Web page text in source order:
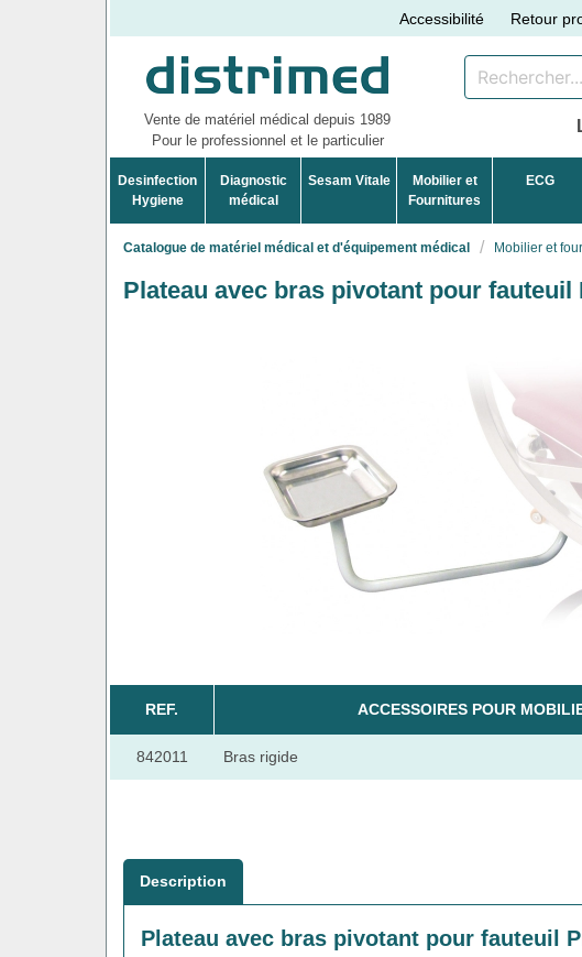
Accessibilité Retour
Vente de matériel médical depuis 1989
Pour le professionnel et le particulier
Desinfection
Hygiene
Diagnostic
médical
Sesam Vitale
Mobilier et
Fournitures
ECG
Catalogue de matériel médical et d'équipement médical Mobilier et
Plateau avec bras pivotant pour fauteuil
REF. ACCESSOIRES POUR
842011 Bras rigide
Description
Plateau avec bras pivotant pour fauteuil